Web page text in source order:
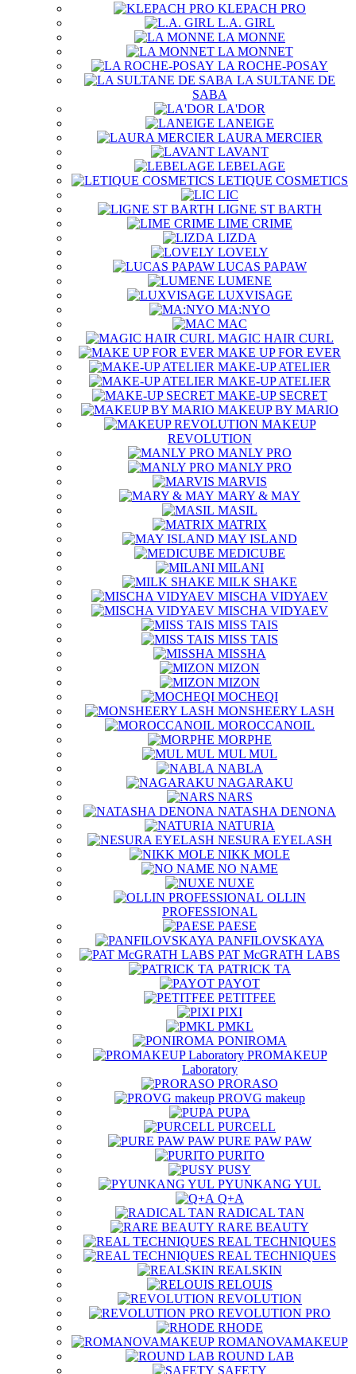
KLEPACH PRO
L.A. GIRL
LA MONNE
LA MONNET
LA ROCHE-POSAY
LA SULTANE DE
SABA
LA'DOR
LANEIGE
LAURA MERCIER
LAVANT
LEBELAGE
LETIQUE COSMETICS
LIC
LIGNE ST BARTH
LIME CRIME
LIZDA
LOVELY
LUCAS PAPAW
LUMENE
LUXVISAGE
MA:NYO
MAC
MAGIC HAIR CURL
MAKE UP FOR EVER
MAKE-UP ATELIER
MAKE-UP ATELIER
MAKE-UP SECRET
MAKEUP BY MARIO
MAKEUP
REVOLUTION
MANLY PRO
MANLY PRO
MARVIS
MARY & MAY
MASIL
MATRIX
MAY ISLAND
MEDICUBE
MILANI
MILK SHAKE
MISCHA VIDYAEV
MISCHA VIDYAEV
MISS TAIS
MISS TAIS
MISSHA
MIZON
MIZON
MOCHEQI
MONSHEERY LASH
MOROCCANOIL
MORPHE
MUL MUL
NABLA
NAGARAKU
NARS
NATASHA DENONA
NATURIA
NESURA EYELASH
NIKK MOLE
NO NAME
NUXE
OLLIN
PROFESSIONAL
PAESE
PANFILOVSKAYA
PAT McGRATH LABS
PATRICK TA
PAYOT
PETITFEE
PIXI
PMKL
PONIROMA
PROMAKEUP
Laboratory
PRORASO
PROVG makeup
PUPA
PURCELL
PURE PAW PAW
PURITO
PUSY
PYUNKANG YUL
Q+A
RADICAL TAN
RARE BEAUTY
REAL TECHNIQUES
REAL TECHNIQUES
REALSKIN
RELOUIS
REVOLUTION
REVOLUTION PRO
RHODE
ROMANOVAMAKEUP
ROUND LAB
SAFETY